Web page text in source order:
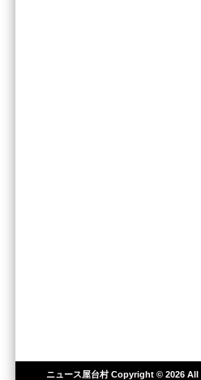
ニュース屋台村Copyright © 2026 All